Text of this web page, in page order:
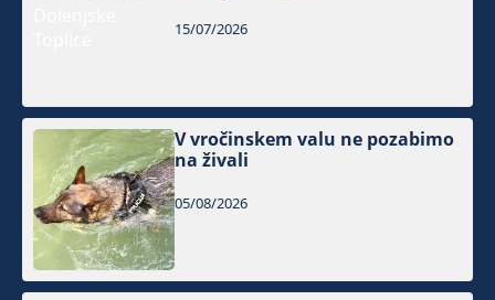
15/07/2026
V vročinskem valu ne pozabimo
na živali
05/08/2026